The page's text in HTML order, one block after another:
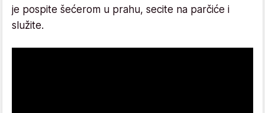
je pospite šećerom u prahu, secite na parčiće i
služite.